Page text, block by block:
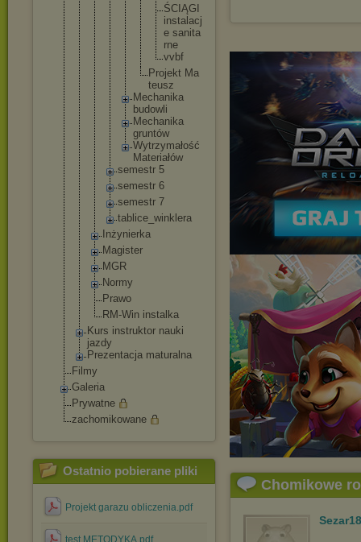
ŚC ĄG
insta acj
e sanita
rne
vv bf
Projekt Ma
teusz
Mechanika
budow li
Mechanika
gruntów
Wytrzymałość
Materiałów
semestr 5
semestr 6
semestr 7
tablice_ winklera
Inżynierka
Magister
MGR
Normy
Prawo
RM-Win instalka
Kurs instruktor nauki
jazdy
Prezentacja maturalna
Filmy
Galeria
Prywatne
zachomikowane
Ostatnio pobierane pliki
Projekt garazu obliczenia.pdf
test METODYKA.pdf
Chomikowe
Sezar18